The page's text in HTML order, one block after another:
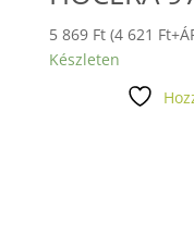
5 869 Ft (4 621 Ft
Készleten